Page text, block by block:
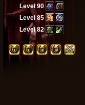
Level 90
Level 85
Level 82